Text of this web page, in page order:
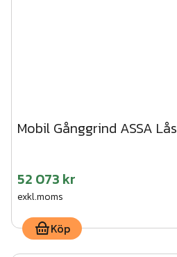
Mobil Gånggrind ASSA Lås
52 073 kr
exkl.moms
Köp